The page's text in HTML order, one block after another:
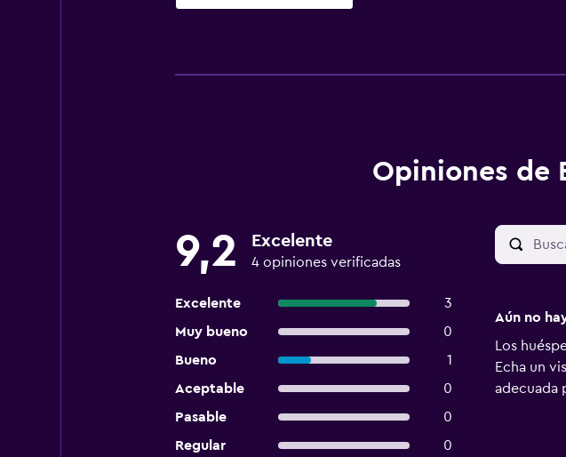
Opiniones de
9,2 Excelente
4 opiniones verificadas
Excelente
3
Muy bueno
0
Bueno
1
Aceptable
0
Pasable
0
Regular
0
Aún no
Los
Echa un
adecuada